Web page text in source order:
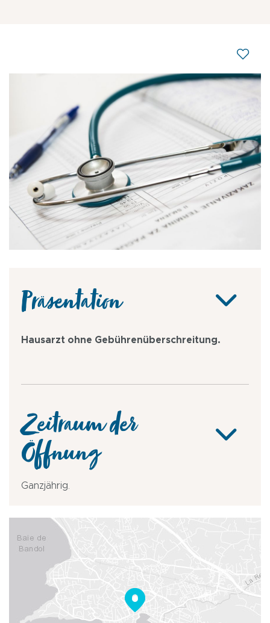
Präsentation
Hausarzt ohne Gebührenüberschreitung.
Zeitraum der
Öffnung
Ganzjährig.